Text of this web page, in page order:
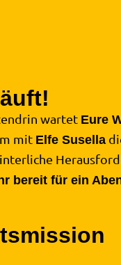
wartet Eure
mit Elfe Susella
bereit für ein